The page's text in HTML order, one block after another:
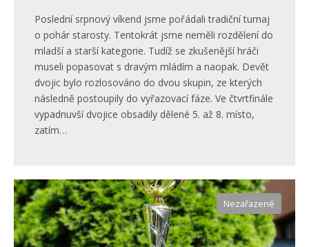
Poslední srpnový víkend jsme pořádali tradiční turnaj
o pohár starosty. Tentokrát jsme neměli rozdělení do
mladší a starší kategorie. Tudíž se zkušenější hráči
museli popasovat s dravým mládím a naopak. Devět
dvojic bylo rozlosováno do dvou skupin, ze kterých
následně postoupily do vyřazovací fáze. Ve čtvrtfinále
vypadnuvší dvojice obsadily dělené 5. až 8. místo,
zatím…
Nezařazené